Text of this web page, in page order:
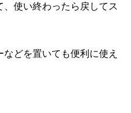
使い終わったら戻してス
どを置いても便利に使え